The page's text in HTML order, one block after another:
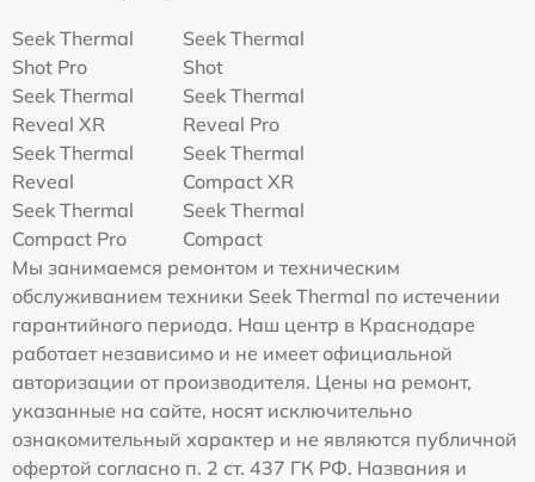
Seek Thermal
Shot Pro
Seek Thermal
Shot
Seek Thermal
Reveal XR
Seek Thermal
Reveal Pro
Seek Thermal
Reveal
Seek Thermal
Compact XR
Seek Thermal
Compact Pro
Seek Thermal
Compact
Мы занимаемся ремонтом и техническим
обслуживанием техники Seek Thermal по истечении
гарантийного периода. Наш центр в Краснодаре
работает независимо и не имеет официальной
авторизации от производителя. Цены на ремонт,
указанные на сайте, носят исключительно
ознакомительный характер и не являются публичной
офертой согласно п. 2 ст. 437 ГК РФ. Названия и